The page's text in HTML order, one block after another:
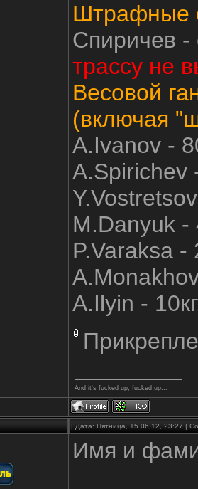
Штрафные
Спиричев -
трассу не
Весовой
(включая
A.Ivanov -
A.Spirichev
M.Danyuk -
P.Varaksa -
A.Ilyin -
And it's fucked up, fucked up...
| Дата: Пятница, 15.06.12, 23:27 |
Имя и